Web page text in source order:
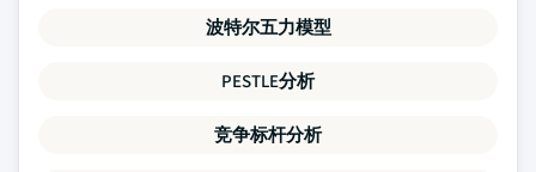
波特尔五力模型
PESTLE分析
竞争标杆分析